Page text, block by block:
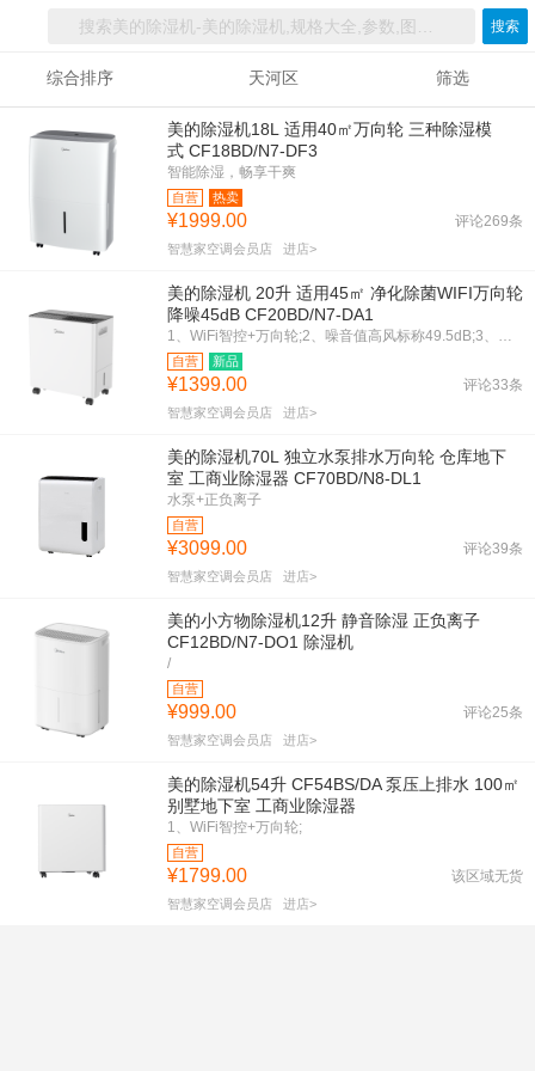
搜索
综合排序 天河区 筛选
美的除湿机18L 适用40㎡万向轮 三种除湿模
式 CF18BD/N7-DF3
智能除湿，畅享干爽
自营 热卖
¥1999.00 评论269条
智慧家空调会员店 进店>
美的除湿机 20升 适用45㎡ 净化除菌WIFI万向轮
降噪45dB CF20BD/N7-DA1
自营 新品
¥1399.00 评论33条
智慧家空调会员店 进店>
美的除湿机70L 独立水泵排水万向轮 仓库地下
室 工商业除湿器 CF70BD/N8-DL1
水泵+正负离子
自营
¥3099.00 评论39条
智慧家空调会员店 进店>
美的小方物除湿机12升 静音除湿 正负离子
CF12BD/N7-DO1 除湿机
/
自营
¥999.00 评论25条
智慧家空调会员店 进店>
美的除湿机54升 CF54BS/DA 泵压上排水 100㎡
别墅地下室 工商业除湿器
1、WiFi智控+万向轮;
2、噪音值高风标称47dB;
3、水箱容量6L;
自营
¥1799.00 该区域无货
智慧家空调会员店 进店>